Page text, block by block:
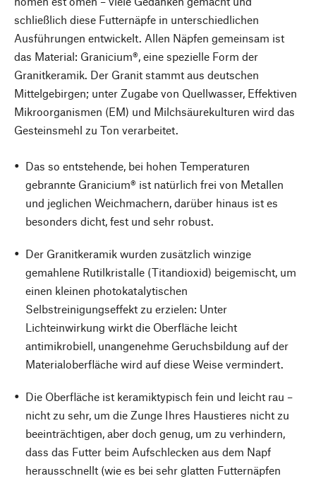
schließlich diese Futternäpfe in unterschiedlichen
Ausführungen entwickelt. Allen Näpfen gemeinsam ist
das Material: Granicium®, eine spezielle Form der
Granitkeramik. Der Granit stammt aus deutschen
Mittelgebirgen; unter Zugabe von Quellwasser, Effektiven
Mikroorganismen (EM) und Milchsäurekulturen wird das
Gesteinsmehl zu Ton verarbeitet.
Das so entstehende, bei hohen Temperaturen
gebrannte Granicium® ist natürlich frei von Metallen
und jeglichen Weichmachern, darüber hinaus ist es
besonders dicht, fest und sehr robust.
Der Granitkeramik wurden zusätzlich winzige
gemahlene Rutilkristalle (Titandioxid) beigemischt, um
einen kleinen photokatalytischen
Selbstreinigungseffekt zu erzielen: Unter
Lichteinwirkung wirkt die Oberfläche leicht
antimikrobiell, unangenehme Geruchsbildung auf der
Materialoberfläche wird auf diese Weise vermindert.
Die Oberfläche ist keramiktypisch fein und leicht rau –
nicht zu sehr, um die Zunge Ihres Haustieres nicht zu
beeinträchtigen, aber doch genug, um zu verhindern,
dass das Futter beim Aufschlecken aus dem Napf
herausschnellt (wie es bei sehr glatten Futternäpfen